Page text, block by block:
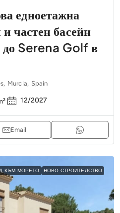
едноетажна
частен басейн
до Serena Golf в
Murcia, Spain
12/2027
Email
КЪМ МОРЕТО НОВО СТРОИТЕЛСТВО